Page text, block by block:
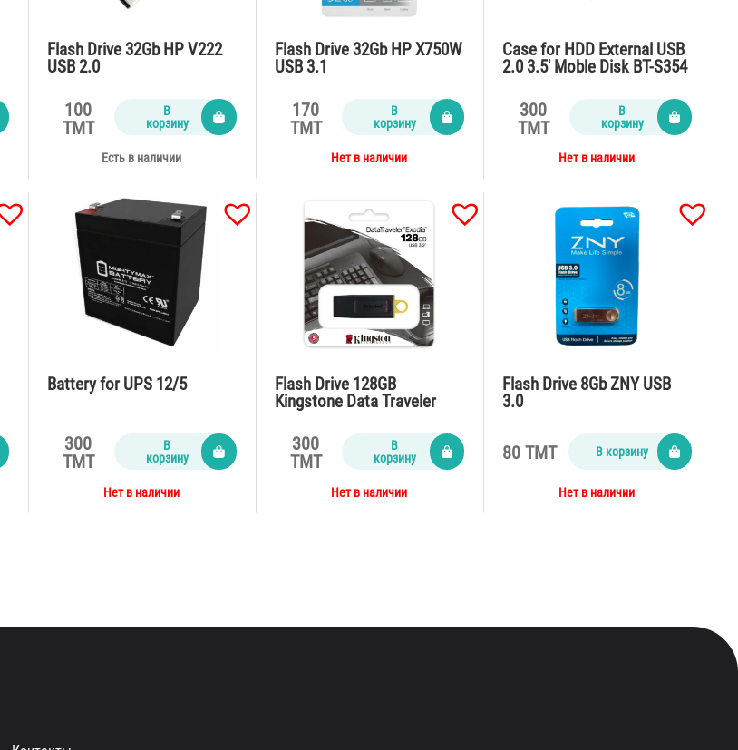
Flash Drive 32Gb HP V222
USB 2.0
100
TMT
В
корзину
Есть в наличии
Flash Drive 32Gb HP X750W
USB 3.1
170
TMT
В
корзину
Нет в наличии
Case for HDD External USB
2.0 3.5′ Moble Disk BT-S354
300
TMT
В
корзину
Нет в наличии
Battery for UPS 12/5
300
TMT
В
корзину
Нет в наличии
Flash Drive 128GB
Kingstone Data Traveler
300
TMT
В
корзину
Нет в наличии
Flash Drive 8Gb ZNY USB
3.0
80 TMT В корзину
Нет в наличии